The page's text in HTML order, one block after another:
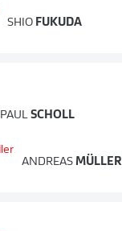
SHIO FUKUDA
PAUL SCHOLL
ANDREAS MÜLLER